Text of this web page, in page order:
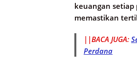
keuangan setiap
memastikan
||BACA JUGA:
Perdana